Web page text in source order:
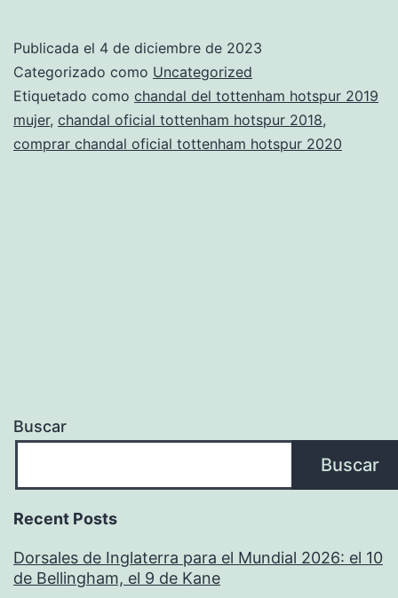
san
sebastian
de
los
Publicada el 4 de diciembre de 2023
Categorizado como Uncategorized
Etiquetado como chandal del tottenham hotspur 2019
mujer, chandal oficial tottenham hotspur 2018,
comprar chandal oficial tottenham hotspur 2020
Buscar
Buscar
Recent Posts
Dorsales de Inglaterra para el Mundial 2026: el 10
de Bellingham, el 9 de Kane